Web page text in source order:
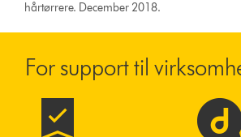
hårtørrere. December 2018.
For support til